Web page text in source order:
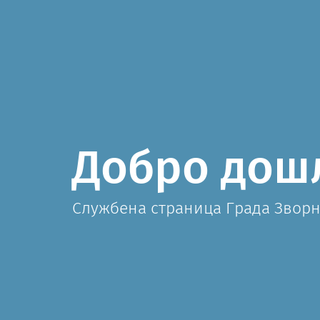
Добро
Службена страница Града